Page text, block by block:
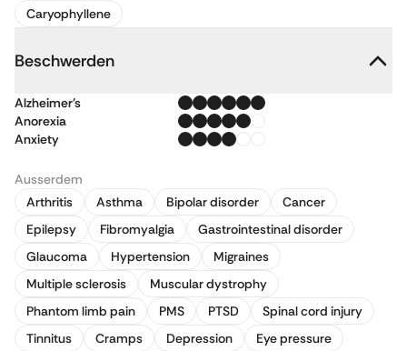
Caryophyllene
Beschwerden
Alzheimer's
Anorexia
Anxiety
Ausserdem
Arthritis
Asthma Bipolar disorder
Cancer
Epilepsy
Fibromyalgia
Gastrointestinal disorder
Glaucoma
Hypertension
Migraines
Multiple sclerosis
Muscular dystrophy
Phantom limb pain
PMS PTSD
Spinal cord injury
Tinnitus
Cramps Depression
Eye pressure